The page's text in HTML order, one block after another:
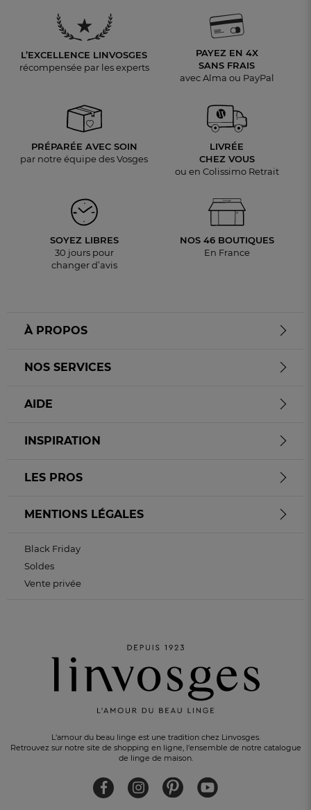
L’EXCELLENCE LINVOSGES
récompensée par les experts
PAYEZ EN 4X
SANS FRAIS
avec Alma ou PayPal
PRÉPARÉE AVEC SOIN
par notre équipe des Vosges
LIVRÉE
CHEZ VOUS
ou en Colissimo Retrait
SOYEZ LIBRES
30 jours pour
changer d’avis
NOS 46 BOUTIQUES
En France
L'amour du beau linge est une tradition chez Linvosges.
Retrouvez sur notre site de shopping en ligne, l'ensemble de notre catalogue
de linge de maison.
À PROPOS
NOS SERVICES
AIDE
INSPIRATION
LES PROS
MENTIONS LÉGALES
Black Friday
Soldes
Vente privée